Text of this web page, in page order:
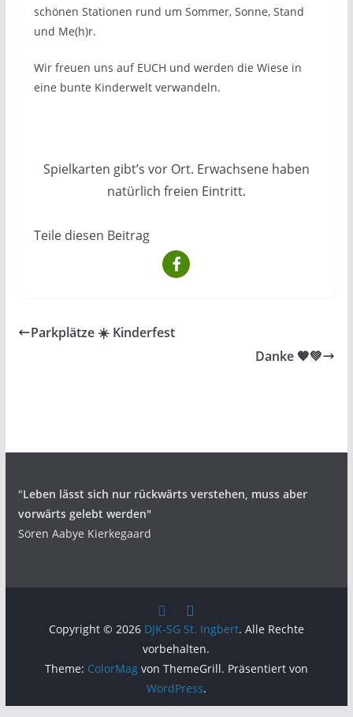
schönen Stationen rund um Sommer, Sonne, Stand
und Me(h)r.
Wir freuen uns auf EUCH und werden die Wiese in
eine bunte Kinderwelt verwandeln.
Spielkarten gibt’s vor Ort. Erwachsene haben
natürlich freien Eintritt.
Teile diesen Beitrag
Parkplätze ☀️ Kinderfest
Danke 🧡💚
"Leben lässt sich nur rückwärts verstehen, muss aber
vorwärts gelebt werden"
Sören Aabye Kierkegaard
Copyright © 2026 DJK-SG St. Ingbert. Alle Rechte
vorbehalten.
Theme: ColorMagvon ThemeGrill. Präsentiert von
WordPress.